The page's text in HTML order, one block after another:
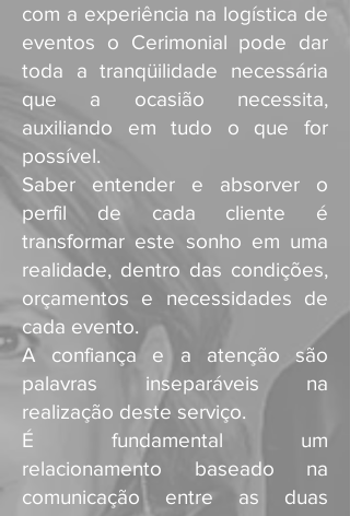
com a experiência na logística de
eventos o Cerimonial pode dar
toda a tranqüilidade necessária
que a ocasião necessita,
auxiliando em tudo o que for
possível.
Saber entender e absorver o
perfil de cada cliente é
transformar este sonho em uma
realidade, dentro das condições,
orçamentos e necessidades de
cada evento.
A confiança e a atenção são
palavras inseparáveis na
realização deste serviço.
É fundamental um
relacionamento baseado na
comunicação entre as duas